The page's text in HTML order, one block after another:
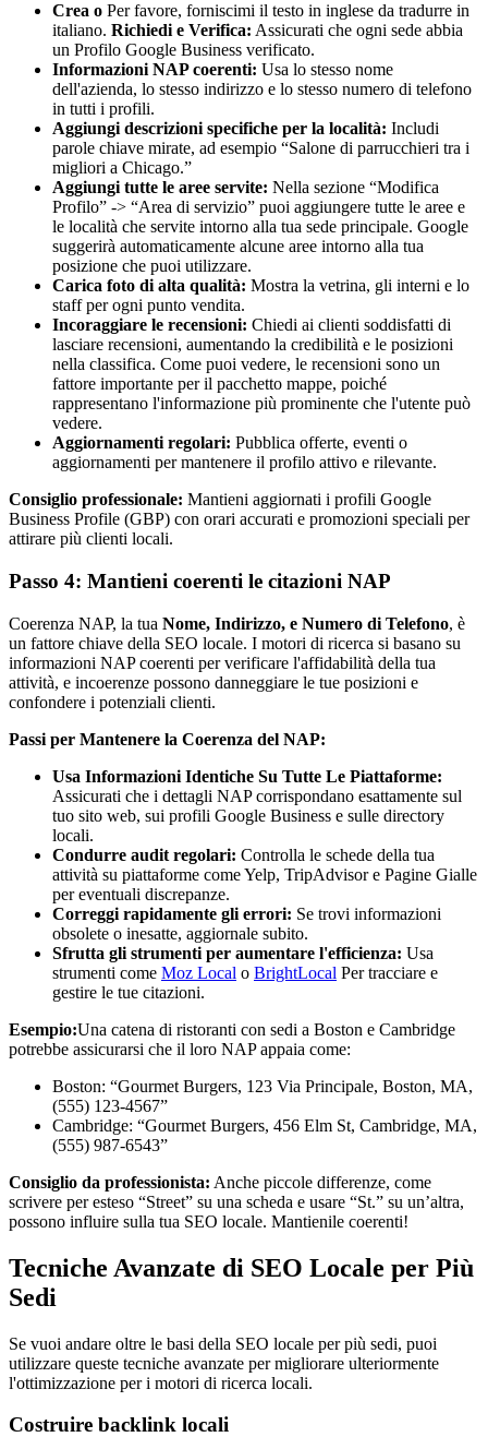
Crea o Per favore, forniscimi il testo in inglese da tradurre in
italiano. Richiedi e Verifica: Assicurati che ogni sede abbia
un Profilo Google Business verificato.
Informazioni NAP coerenti: Usa lo stesso nome
dell'azienda, lo stesso indirizzo e lo stesso numero di telefono
in tutti i profili.
Aggiungi descrizioni specifiche per la località: Includi
parole chiave mirate, ad esempio “Salone di parrucchieri tra i
migliori a Chicago.”
Aggiungi tutte le aree servite: Nella sezione “Modifica
Profilo” -> “Area di servizio” puoi aggiungere tutte le aree e
le località che servite intorno alla tua sede principale. Google
suggerirà automaticamente alcune aree intorno alla tua
posizione che puoi utilizzare.
Carica foto di alta qualità: Mostra la vetrina, gli interni e lo
staff per ogni punto vendita.
Incoraggiare le recensioni: Chiedi ai clienti soddisfatti di
lasciare recensioni, aumentando la credibilità e le posizioni
nella classifica. Come puoi vedere, le recensioni sono un
fattore importante per il pacchetto mappe, poiché
rappresentano l'informazione più prominente che l'utente può
vedere.
Aggiornamenti regolari: Pubblica offerte, eventi o
aggiornamenti per mantenere il profilo attivo e rilevante.
Consiglio professionale: Mantieni aggiornati i profili Google
Business Profile (GBP) con orari accurati e promozioni speciali per
attirare più clienti locali.
Passo 4: Mantieni coerenti le citazioni NAP
Coerenza NAP, la tua Nome, Indirizzo, e Numero di Telefono, è
un fattore chiave della SEO locale. I motori di ricerca si basano su
informazioni NAP coerenti per verificare l'affidabilità della tua
attività, e incoerenze possono danneggiare le tue posizioni e
confondere i potenziali clienti.
Passi per Mantenere la Coerenza del NAP:
Usa Informazioni Identiche Su Tutte Le Piattaforme:
Assicurati che i dettagli NAP corrispondano esattamente sul
tuo sito web, sui profili Google Business e sulle directory
locali.
Condurre audit regolari: Controlla le schede della tua
attività su piattaforme come Yelp, TripAdvisor e Pagine Gialle
per eventuali discrepanze.
Correggi rapidamente gli errori: Se trovi informazioni
obsolete o inesatte, aggiornale subito.
Sfrutta gli strumenti per aumentare l'efficienza: Usa
strumenti come Moz Local o BrightLocal Per tracciare e
gestire le tue citazioni.
Esempio:Una catena di ristoranti con sedi a Boston e Cambridge
potrebbe assicurarsi che il loro NAP appaia come:
Boston: “Gourmet Burgers, 123 Via Principale, Boston, MA,
(555) 123-4567”
Cambridge: “Gourmet Burgers, 456 Elm St, Cambridge, MA,
(555) 987-6543”
Consiglio da professionista: Anche piccole differenze, come
scrivere per esteso “Street” su una scheda e usare “St.” su un’altra,
possono influire sulla tua SEO locale. Mantienile coerenti!
Tecniche Avanzate di SEO Locale per Più
Sedi
Se vuoi andare oltre le basi della SEO locale per più sedi, puoi
utilizzare queste tecniche avanzate per migliorare ulteriormente
l'ottimizzazione per i motori di ricerca locali.
Costruire backlink locali